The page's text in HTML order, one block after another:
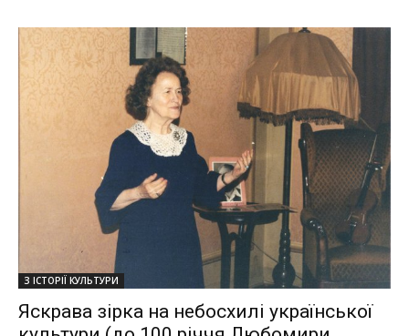
З ІСТОРІЇ КУЛЬТУРИ
Яскрава зірка на небосхилі української